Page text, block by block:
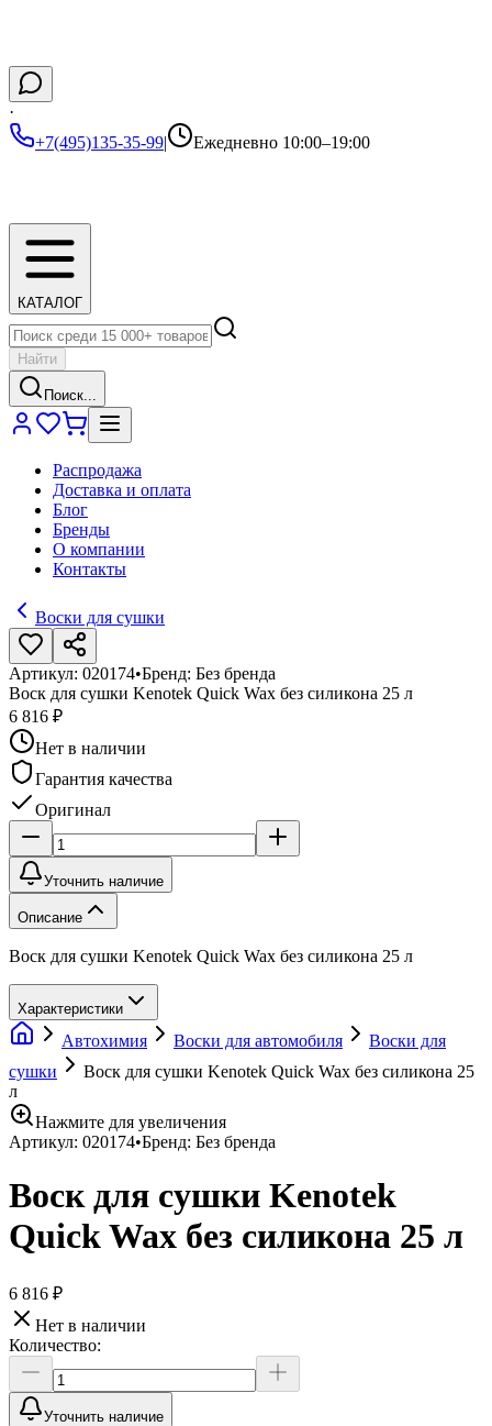
·
+7(495)135-35-99| Ежедневно 10:00–19:00
КАТАЛОГ
Найти
Поиск...
Распродажа
Доставка и оплата
Блог
Бренды
О компании
Контакты
Воски для сушки
Артикул: 020174•Бренд: Без бренда
Воск для сушки Kenotek Quick Wax без силикона 25 л
6 816 ₽
Нет в наличии
Гарантия качества
Оригинал
Уточнить наличие
Описание
Воск для сушки Kenotek Quick Wax без силикона 25 л
Характеристики
Автохимия Воски для автомобиля
Воски для
сушки
Воск для сушки Kenotek Quick Wax без силикона 25
л
Нажмите для увеличения
Артикул: 020174•Бренд: Без бренда
Воск для сушки Kenotek
Quick Wax без силикона 25 л
6 816 ₽
Нет в наличии
Количество:
Уточнить наличие